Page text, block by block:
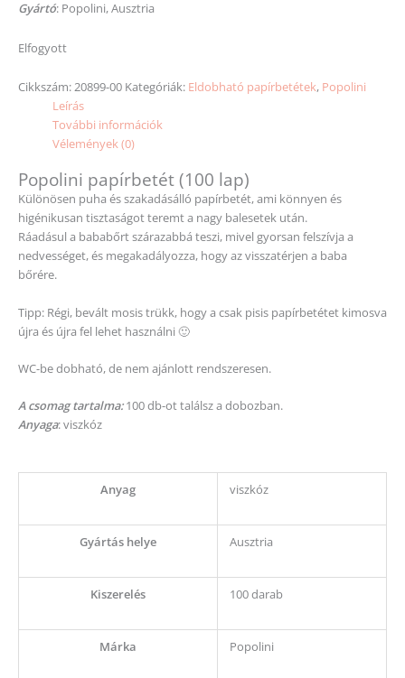
Gyártó: Popolini, Ausztria
Elfogyott
Cikkszám:20899-00 Kategóriák: Eldobható papírbetétek, Popolini
Leírás
További információk
Vélemények (0)
Popolini papírbetét (100 lap)
Különösen puha és szakadásálló papírbetét, ami könnyen és
higénikusan tisztaságot teremt a nagy balesetek után.
Ráadásul a bababőrt szárazabbá teszi, mivel gyorsan felszívja a
nedvességet, és megakadályozza, hogy az visszatérjen a baba
bőrére.
Tipp: Régi, bevált mosis trükk, hogy a csak pisis papírbetétet kimosva
újra és újra fel lehet használni 🙂
WC-be dobható, de nem ajánlott rendszeresen.
A csomag tartalma:100 db-ot találsz a dobozban.
Anyaga: viszkóz
Anyag viszkóz
Gyártás helye Ausztria
Kiszerelés 100 darab
Márka Popolini